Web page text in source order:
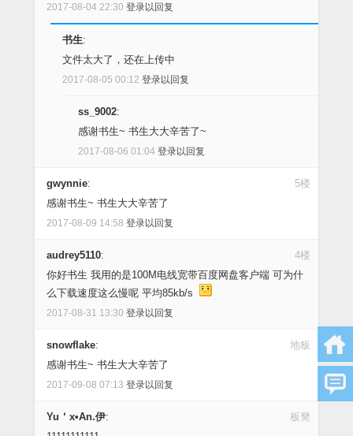
2017-08-04 22:30 登录以回复
书生:
文件太大了，还在上传中
2017-08-05 00:12 登录以回复
ss_9002:
感谢书生~ 书生大大辛苦了~
2017-08-06 01:04 登录以回复
5楼
gwynnie:
感谢书生~ 书生大大辛苦了
2017-08-09 14:58 登录以回复
4楼
audrey5110:
你好书生 我用的是100M电线宽带百度网盘客户端 可为什
么下载速度这么慢呢 平均85kb/s
2017-08-31 13:30 登录以回复
地板
snowflake:
感谢书生~ 书生大大辛苦了
2017-09-08 07:13 登录以回复
板凳
Yu＇x•An.伊: